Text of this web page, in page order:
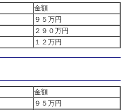
金額
９５万円
２９０万円
１２万円
金額
９５万円